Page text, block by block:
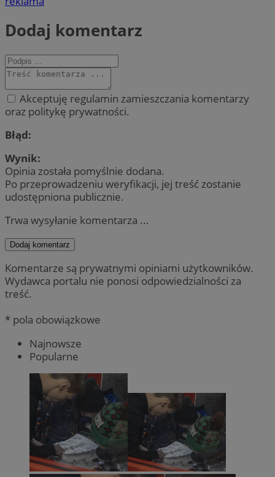
Dodaj komentarz
Akceptuję regulamin zamieszczania komentarzy
oraz politykę prywatności.
Błąd:
Wynik:
Opinia została pomyślnie dodana.
Po przeprowadzeniu weryfikacji, jej treść zostanie
udostępniona publicznie.
Trwa wysyłanie komentarza ...
Dodaj komentarz
Komentarze są prywatnymi opiniami użytkowników.
Wydawca portalu nie ponosi odpowiedzialności za
treść.
* pola obowiązkowe
Najnowsze
Popularne